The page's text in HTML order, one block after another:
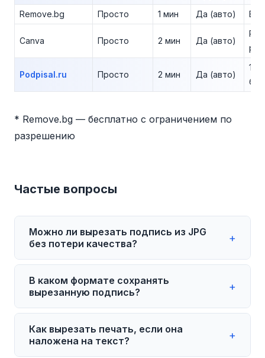
Remove.bg Просто 1 мин Да (авто)
Canva Просто 2 мин Да (авто)
Podpisal.ru Просто 2 мин Да (авто)
1-й
* Remove.bg — бесплатно с ограничением по
разрешению
Частые вопросы
Можно ли вырезать подпись из JPG
без потери качества?
+
JPG — формат со сжатием, поэтому при
каждом сохранении качество немного
падает. Чтобы минимизировать потери:
откройте исходный JPG, вырежьте
подпись и сразу сохраните в PNG. Не
пересохраняйте промежуточные
В каком формате сохранять
вырезанную подпись?
+
Сохраняйте в PNG. Этот формат
поддерживает прозрачный фон и не
теряет качество при сохранении. JPG не
Как вырезать печать, если она
наложена на текст?
+